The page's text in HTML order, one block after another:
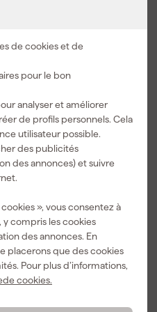
de cookies et de
pour le bon
analyser et améliorer
de profils personnels. Cela
utilisateur possible.
des publicités
des annonces) et suivre
», vous consentez à
y compris les cookies
des annonces. En
placerons que des cookies
Pour plus d’informations,
cookies.
efficace de la poussière
un serre-joint rapide, vous
même avec des pièces
conçu pour le
parfait pour chaque tâche.
KSU